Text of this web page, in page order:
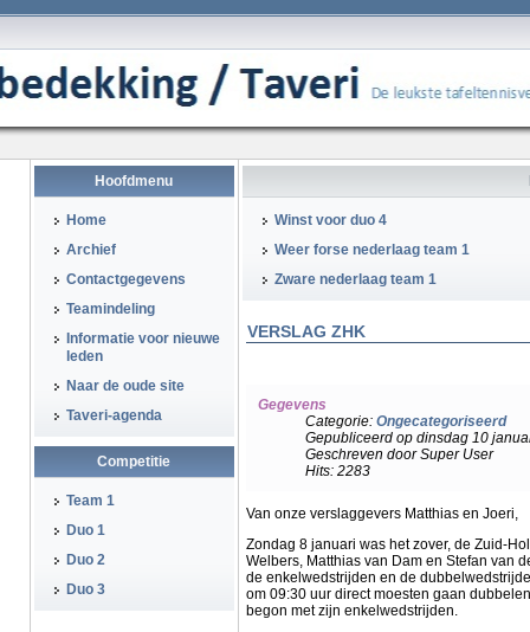
Hoofdmenu
Home
Archief
Contactgegevens
Teamindeling
Informatie voor nieuwe
leden
Naar de oude site
Taveri-agenda
Competitie
Team 1
Duo 1
Duo 2
Duo 3
Winst voor duo 4
Weer forse nederlaag team 1
Zware nederlaag team 1
VERSLAG ZHK
Gegevens
Categorie: Ongecategoriseerd
Gepubliceerd op dinsdag 10
Geschreven door Super User
Hits: 2283
Van onze verslaggevers Matthias en Joeri,
Zondag 8 januari was het zover, de Zuid-
Welbers, Matthias van Dam en Stefan van
de enkelwedstrijden en de
om 09:30 uur direct moesten gaan
begon met zijn enkelwedstrijden.